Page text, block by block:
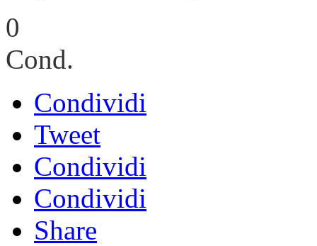
0
Cond.
Condividi
Tweet
Condividi
Condividi
Share